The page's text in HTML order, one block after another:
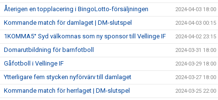
Återigen en topplacering i BingoLotto-försäljningen 2024-04-03 18:00
Kommande match för damlaget | DM-slutspel 2024-04-03 00:15
1KOMMA5° Syd välkomnas som ny sponsor till Vellinge IF 2024-04-02 23:15
Domarutbildning för barnfotboll 2024-03-31 18:00
Gåfotboll i Vellinge IF 2024-03-29 18:00
Ytterligare fem stycken nyförvärv till damlaget 2024-03-27 18:00
Kommande match för herrlaget | DM-slutspel 2024-03-25 22:00